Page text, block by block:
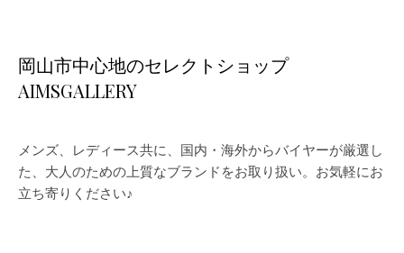
岡山市中心地のセレクトショップ
AIMSGALLERY
メンズ、レディース共に、国内・海外からバイヤーが厳選し
た、大人のための上質なブランドをお取り扱い。お気軽にお
立ち寄りください♪